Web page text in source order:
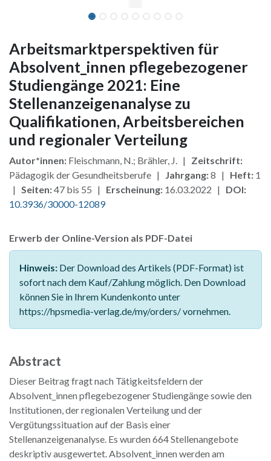
Arbeitsmarktperspektiven für
Absolvent_innen pflegebezogener
Studiengänge 2021: Eine
Stellenanzeigenanalyse zu
Qualifikationen, Arbeitsbereichen
und regionaler Verteilung
Autor*innen: Fleischmann, N.; Brähler, J. | Zeitschrift:
Pädagogik der Gesundheitsberufe | Jahrgang:8 | Heft: 1
| Seiten:47 bis 55 | Erscheinung: 16.03.2022 | DOI:
10.3936/30000-12089
Erwerb der Online-Version als PDF-Datei
Hinweis: Der Download des Artikels (PDF-Format) ist
sofort nach dem Kauf/Zahlung möglich. Den Download
können Sie in Ihrem Kundenkonto unter
https://hpsmedia-verlag.de/my/orders/ vornehmen.
Abstract
Dieser Beitrag fragt nach Tätigkeitsfeldern der
Absolvent_innen pflegebezogener Studiengänge sowie den
Institutionen, der regionalen Verteilung und der
Vergütungssituation auf der Basis einer
Stellenanzeigenanalyse. Es wurden 664 Stellenangebote
deskriptiv ausgewertet. Absolvent_innen werden am